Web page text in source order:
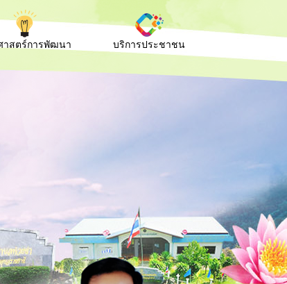
าสตร์การพัฒนา บริการประชาชน